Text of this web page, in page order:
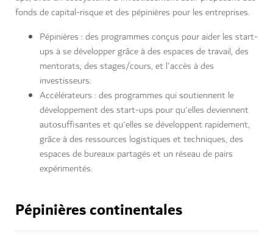
fonds de capital-risque et des pépinières pour les entreprises.
Pépinières : des programmes conçus pour aider les start-
ups à se développer grâce à des espaces de travail, des
mentorats, des stages/cours, et l'accès à des
investisseurs.
Accélérateurs : des programmes qui soutiennent le
développement des start-ups pour qu'elles deviennent
autosuffisantes et qu'elles se développent rapidement,
grâce à des ressources logistiques et techniques, des
espaces de bureaux partagés et un réseau de pairs
expérimentés.
Pépinières continentales